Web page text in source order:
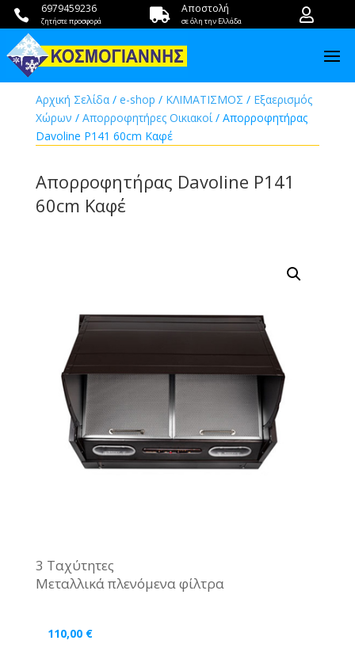
 6979459236
ζητήστε προσφορά  Αποστολή
σε όλη την Ελλάδα 
Αρχική Σελίδα/ e-shop / ΚΛΙΜΑΤΙΣΜΟΣ / Εξαερισμός
Χώρων / Απορροφητήρες Οικιακοί / Απορροφητήρας
Davoline P141 60cm Καφέ
Απορροφητήρας Davoline P141
60cm Καφέ
3 Ταχύτητες
Μεταλλικά πλενόμενα φίλτρα
110,00 €